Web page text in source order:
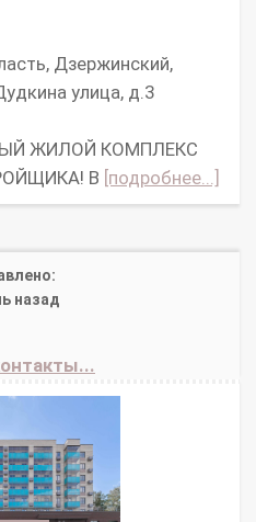
Дзержинский,
улица, д.3
ЖИЛОЙ КОМПЛЕКС
В [подробнее...]
назад